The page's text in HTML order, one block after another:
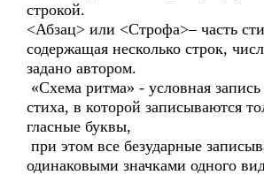
строкой.
<Абзац> или <Строфа>– часть
содержащая несколько строк,
задано автором.
«Схема ритма» - условная запись
стиха, в которой записываются
гласные буквы,
при этом все безударные
одинаковыми значками одного